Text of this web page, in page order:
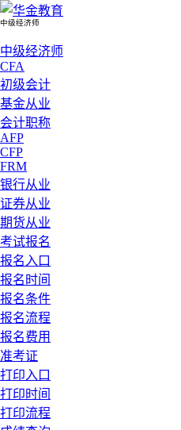
中级经济师
中级经济师
CFA
初级会计
基金从业
会计职称
AFP
CFP
FRM
银行从业
证券从业
期货从业
考试报名
报名入口
报名时间
报名条件
报名流程
报名费用
准考证
打印入口
打印时间
打印流程